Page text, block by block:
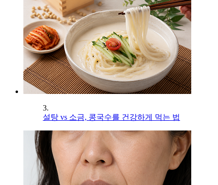
3.
설탕 vs 소금, 콩국수를 건강하게 먹는 법